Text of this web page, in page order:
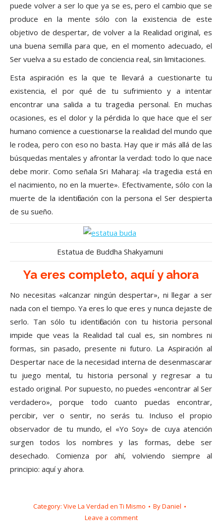
puede volver a ser lo que ya se es, pero el cambio que se
produce en la mente sólo con la existencia de este
objetivo de despertar, de volver a la Realidad original, es
una buena semilla para que, en el momento adecuado, el
Ser vuelva a su estado de conciencia real, sin limitaciones.
Esta aspiración es la que te llevará a cuestionarte tu
existencia, el por qué de tu sufrimiento y a intentar
encontrar una salida a tu tragedia personal. En muchas
ocasiones, es el dolor y la pérdida lo que hace que el ser
humano comience a cuestionarse la realidad del mundo que
le rodea, pero con eso no basta. Hay que ir más allá de las
búsquedas mentales y afrontar la verdad: todo lo que nace
debe morir. Como señala Sri Maharaj: «la tragedia está en
el nacimiento, no en la muerte». Efectivamente, sólo con la
muerte de la identificación con la persona el Ser despierta
de su sueño.
Estatua de Buddha Shakyamuni
Ya eres completo, aquí y ahora
No necesitas «alcanzar ningún despertar», ni llegar a ser
nada con el tiempo. Ya eres lo que eres y nunca dejaste de
serlo. Tan sólo tu identificación con tu historia personal
impide que veas la Realidad tal cual es, sin nombres ni
formas, sin pasado, presente ni futuro. La Aspiración al
Despertar nace de la necesidad interna de desenmascarar
tu juego mental, tu historia personal y regresar a tu
estado original. Por supuesto, no puedes «encontrar al Ser
verdadero», porque todo cuanto puedas encontrar,
percibir, ver o sentir, no serás tu. Incluso el propio
observador de tu mundo, el «Yo Soy» de cuya atención
surgen todos los nombres y las formas, debe ser
desechado. Comienza por ahí, volviendo siempre al
principio: aquí y ahora.
Category: Vive La Verdad en Ti Mismo ByDaniel
Leave a comment